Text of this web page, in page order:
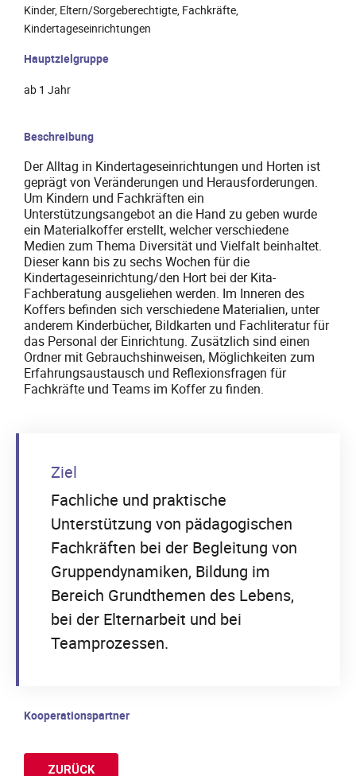
Kinder, Eltern/Sorgeberechtigte, Fachkräfte,
Kindertageseinrichtungen
Hauptzielgruppe
ab 1 Jahr
Beschreibung
Der Alltag in Kindertageseinrichtungen und Horten ist
geprägt von Veränderungen und Herausforderungen.
Um Kindern und Fachkräften ein
Unterstützungsangebot an die Hand zu geben wurde
ein Materialkoffer erstellt, welcher verschiedene
Medien zum Thema Diversität und Vielfalt beinhaltet.
Dieser kann bis zu sechs Wochen für die
Kindertageseinrichtung/den Hort bei der Kita-
Fachberatung ausgeliehen werden. Im Inneren des
Koffers befinden sich verschiedene Materialien, unter
anderem Kinderbücher, Bildkarten und Fachliteratur für
das Personal der Einrichtung. Zusätzlich sind einen
Ordner mit Gebrauchshinweisen, Möglichkeiten zum
Erfahrungsaustausch und Reflexionsfragen für
Fachkräfte und Teams im Koffer zu finden.
Ziel
Fachliche und praktische
Unterstützung von pädagogischen
Fachkräften bei der Begleitung von
Gruppendynamiken, Bildung im
Bereich Grundthemen des Lebens,
bei der Elternarbeit und bei
Teamprozessen.
Kooperationspartner
ZURÜCK